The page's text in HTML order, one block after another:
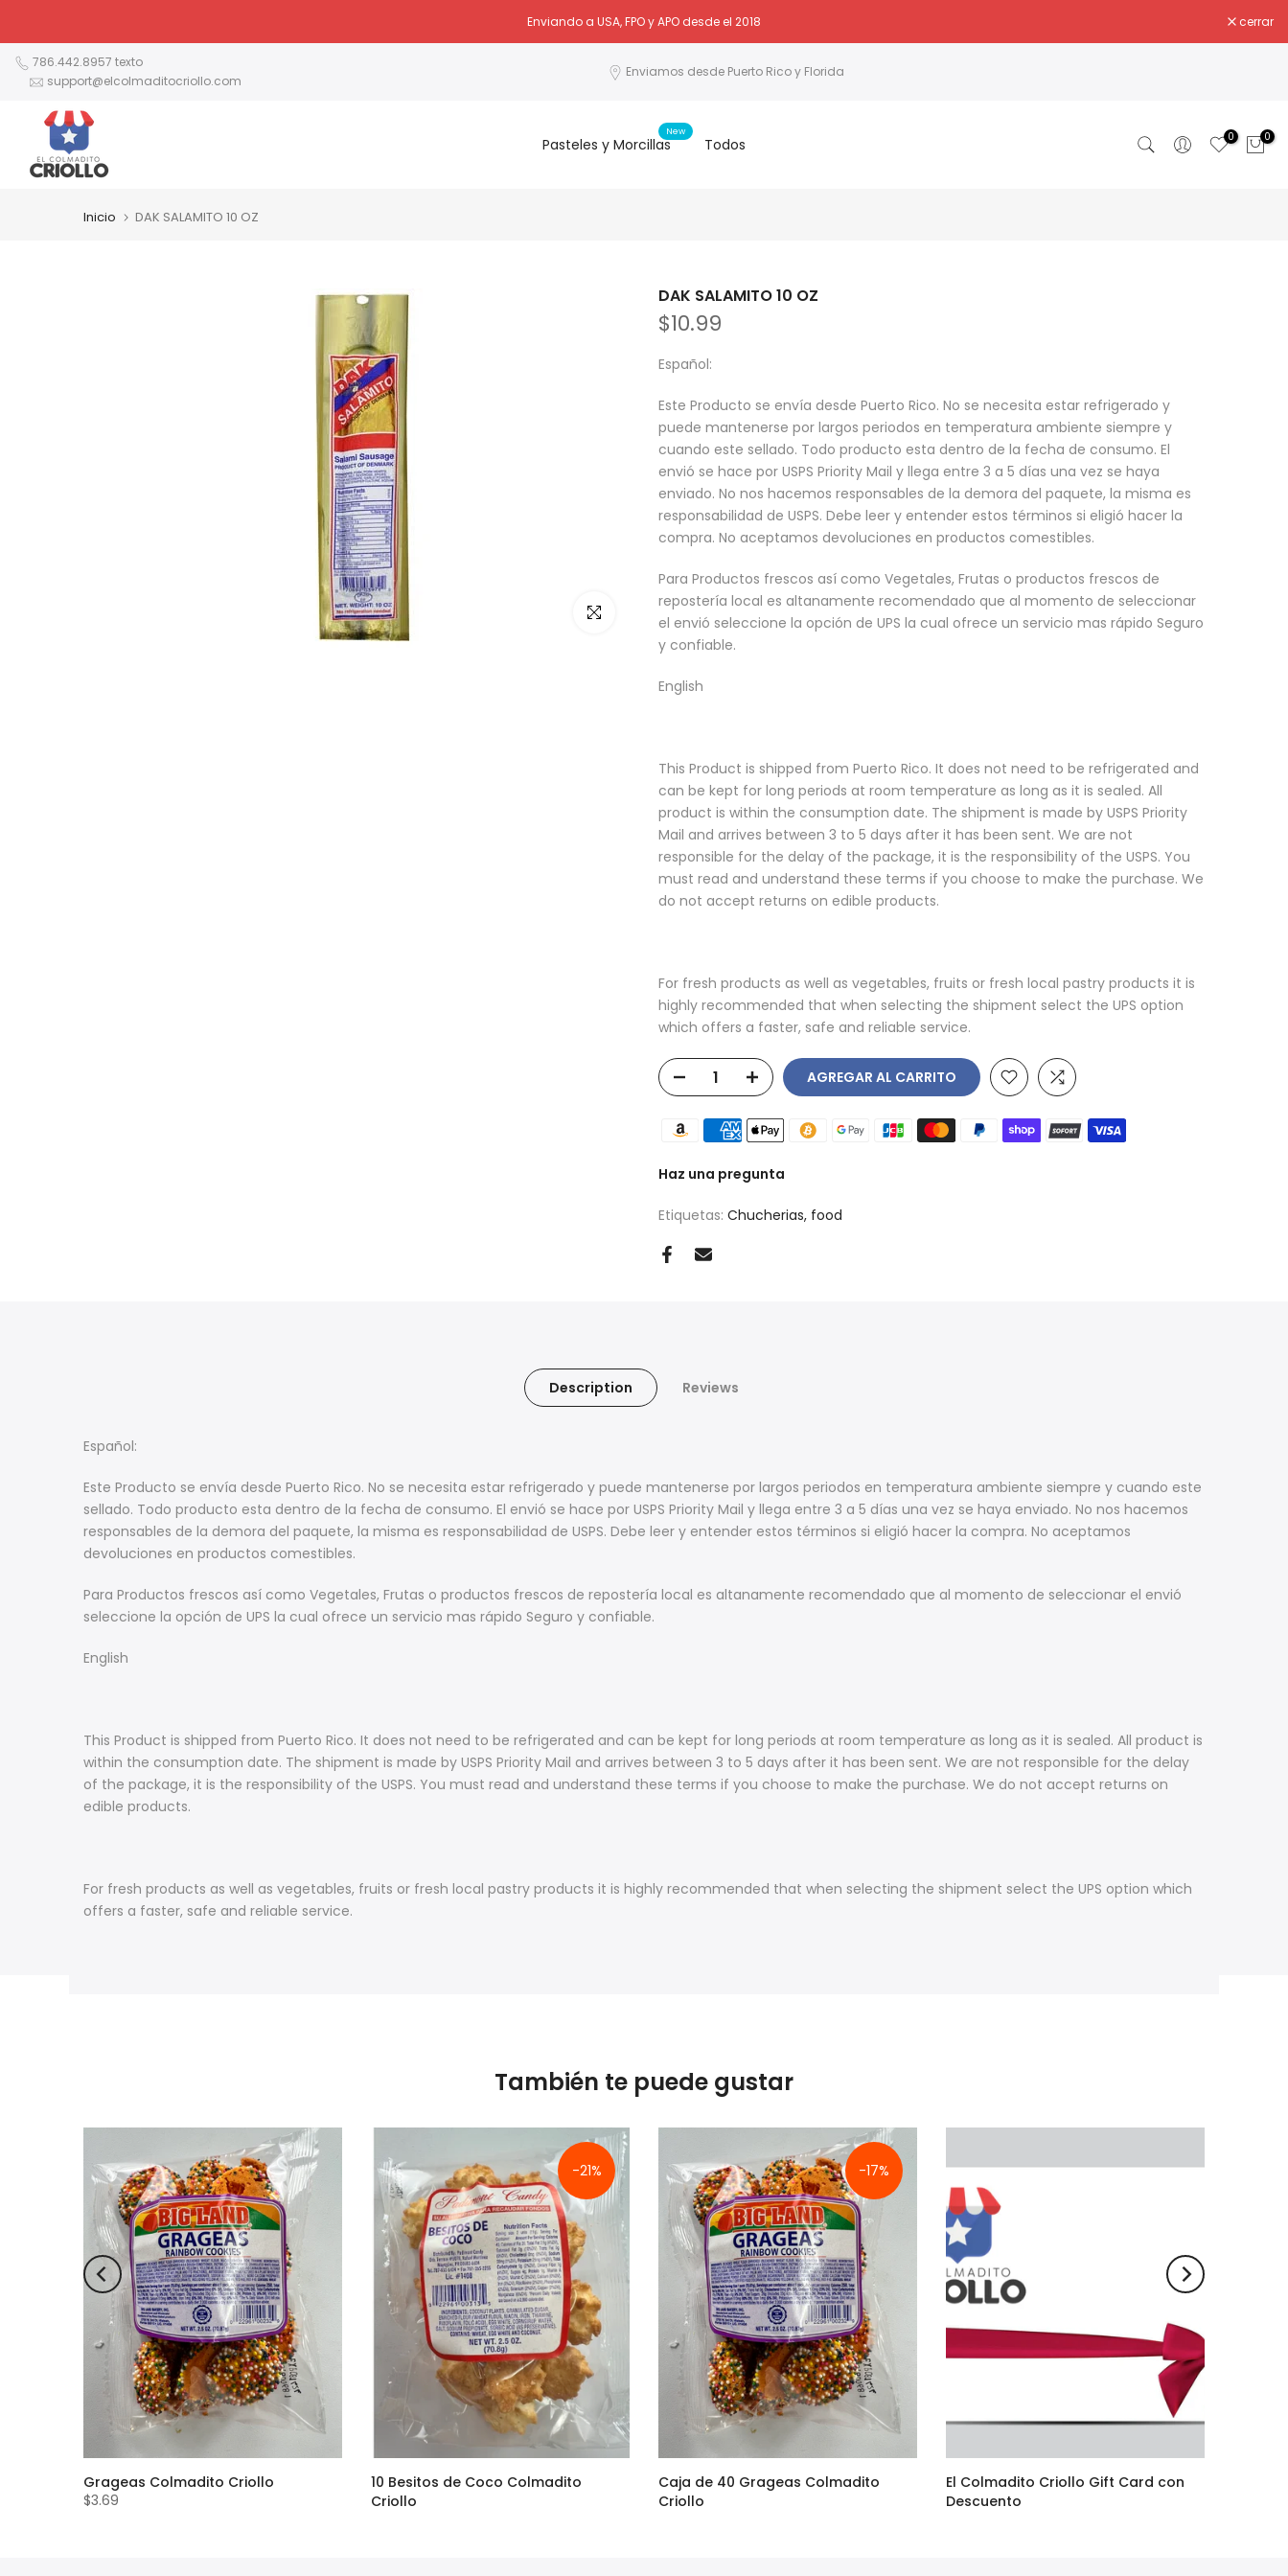
al
contenido
Enviando a USA, FPO y APO desde el 2018 cerrar
786.442.8957 texto
support@elcolmaditocriollo.com
Enviamos desde Puerto Rico y Florida
Pasteles y Morcillas
New
Todos 0 0
Inicio DAK SALAMITO 10 OZ
Haz clic para ampliar
DAK SALAMITO 10 OZ
$10.99
Español:
Este Producto se envía desde Puerto Rico. No se necesita estar refrigerado y
puede mantenerse por largos periodos en temperatura ambiente siempre y
cuando este sellado. Todo producto esta dentro de la fecha de consumo. El
envió se hace por USPS Priority Mail y llega entre 3 a 5 días una vez se haya
enviado. No nos hacemos responsables de la demora del paquete, la misma es
responsabilidad de USPS. Debe leer y entender estos términos si eligió hacer la
compra. No aceptamos devoluciones en productos comestibles.
Para Productos frescos así como Vegetales, Frutas o productos frescos de
repostería local es altanamente recomendado que al momento de seleccionar
el envió seleccione la opción de UPS la cual ofrece un servicio mas rápido Seguro
y confiable.
English
This Product is shipped from Puerto Rico. It does not need to be refrigerated and
can be kept for long periods at room temperature as long as it is sealed. All
product is within the consumption date. The shipment is made by USPS Priority
Mail and arrives between 3 to 5 days after it has been sent. We are not
responsible for the delay of the package, it is the responsibility of the USPS. You
must read and understand these terms if you choose to make the purchase. We
do not accept returns on edible products.
For fresh products as well as vegetables, fruits or fresh local pastry products it is
highly recommended that when selecting the shipment select the UPS option
which offers a faster, safe and reliable service.
AGREGAR AL CARRITO
Haz una pregunta
Etiquetas: Chucherias food
Description Reviews
Español:
Este Producto se envía desde Puerto Rico. No se necesita estar refrigerado y puede mantenerse por largos periodos en temperatura ambiente siempre y cuando este
sellado. Todo producto esta dentro de la fecha de consumo. El envió se hace por USPS Priority Mail y llega entre 3 a 5 días una vez se haya enviado. No nos hacemos
responsables de la demora del paquete, la misma es responsabilidad de USPS. Debe leer y entender estos términos si eligió hacer la compra. No aceptamos
devoluciones en productos comestibles.
Para Productos frescos así como Vegetales, Frutas o productos frescos de repostería local es altanamente recomendado que al momento de seleccionar el envió
seleccione la opción de UPS la cual ofrece un servicio mas rápido Seguro y confiable.
English
This Product is shipped from Puerto Rico. It does not need to be refrigerated and can be kept for long periods at room temperature as long as it is sealed. All product is
within the consumption date. The shipment is made by USPS Priority Mail and arrives between 3 to 5 days after it has been sent. We are not responsible for the delay
of the package, it is the responsibility of the USPS. You must read and understand these terms if you choose to make the purchase. We do not accept returns on
edible products.
For fresh products as well as vegetables, fruits or fresh local pastry products it is highly recommended that when selecting the shipment select the UPS option which
offers a faster, safe and reliable service.
También te puede gustar
Grageas Colmadito Criollo
$3.69
-21%
10 Besitos de Coco Colmadito
Criollo
-17%
Caja de 40 Grageas Colmadito
Criollo
El Colmadito Criollo Gift Card con
Descuento